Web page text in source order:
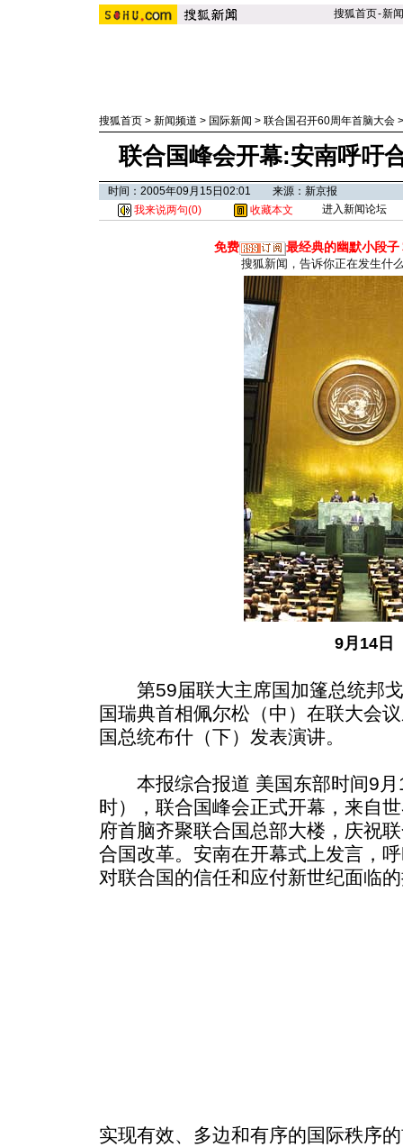
搜狐首页-新闻
搜狐首页 > 新闻频道 > 国际新闻 > 联合国召开60周年首脑大会
联合国峰会开幕:安南呼吁
时间：2005年09月15日02:01 来源：新京报
我来说两句(0) 收藏本文 进入新闻论坛
免费 最经典的幽默小段子
搜狐新闻，告诉你正在发生什
9月14日
第59届联大主席国加篷总统邦戈
国瑞典首相佩尔松（中）在联大会
国总统布什（下）发表演讲。
本报综合报道 美国东部时间9月
时），联合国峰会正式开幕，来自
府首脑齐聚联合国总部大楼，庆祝
合国改革。安南在开幕式上发言，
对联合国的信任和应付新世纪面临
实现有效、多边和有序的国际秩序